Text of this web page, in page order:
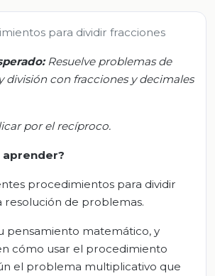
para dividir fracciones
Resuelve problemas de
con fracciones y decimales
por el recíproco.
aprender?
procedimientos para dividir
resolución de problemas.
pensamiento matemático, y
cómo usar el procedimiento
el problema multiplicativo que